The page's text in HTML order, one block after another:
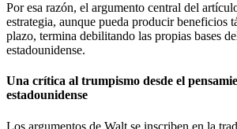
Por esa razón, el argumento central del
estrategia, aunque pueda producir beneficios
plazo, termina debilitando las propias bases
estadounidense.
Una crítica al trumpismo desde el
estadounidense
Los argumentos de Walt se inscriben en la